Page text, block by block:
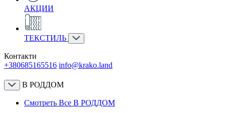
АКЦИИ
ТЕКСТИЛЬ
Контакти
+380685165516 info@krako.land
В РОДДОМ
Смотреть Все В РОДДОМ